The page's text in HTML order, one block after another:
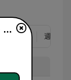
週六 週日
Bao Dao Radio 大千電台 FM99.1 live